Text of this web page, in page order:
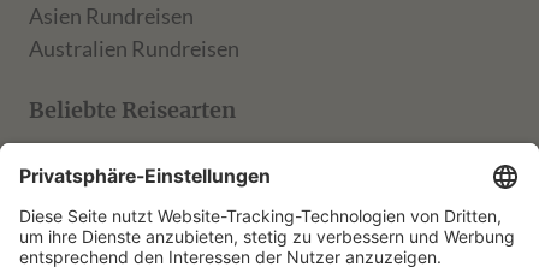
Asien Rundreisen
Australien Rundreisen
Beliebte Reisearten
TARUK Klassik
TARUK Entdecker
TARUK Aktiv
TARUK Muße